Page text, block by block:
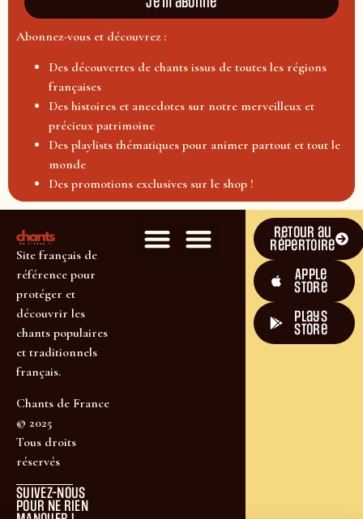
Abonnez-vous et découvrez :
Des découvertes de chants issus de toutes les régions
françaises
Des histoires et anecdotes sur notre merveilleux et
précieux patrimoine
Des playlists thématiques pour animer partout et tout le
monde
Des promotions exclusives sur le shop !
Site français de
référence pour
protéger et
découvrir les
chants populaires
et traditionnels
français.
Chants de France
© 2025
Tous droits
réservés
SUIVEZ-NOUS
POUR NE RIEN
Retour au
répertoire
Apple
Store
plays
store